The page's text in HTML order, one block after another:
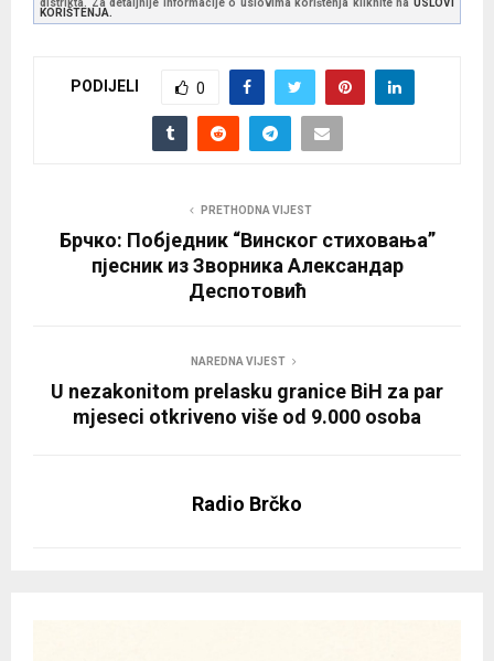
distrikta. Za detaljnije informacije o uslovima korištenja kliknite na USLOVI
KORIŠTENJA.
PODIJELI 0
PRETHODNA VIJEST
Брчко: Побједник “Винског стиховања”
пјесник из Зворника Александар
Деспотовић
NAREDNA VIJEST
U nezakonitom prelasku granice BiH za par
mjeseci otkriveno više od 9.000 osoba
Radio Brčko